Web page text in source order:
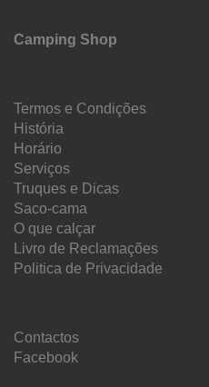
Camping Shop
Termos e Condições
História
Horário
Serviços
Truques e Dicas
Saco-cama
O que calçar
Livro de Reclamações
Politica de Privacidade
Contactos
Facebook